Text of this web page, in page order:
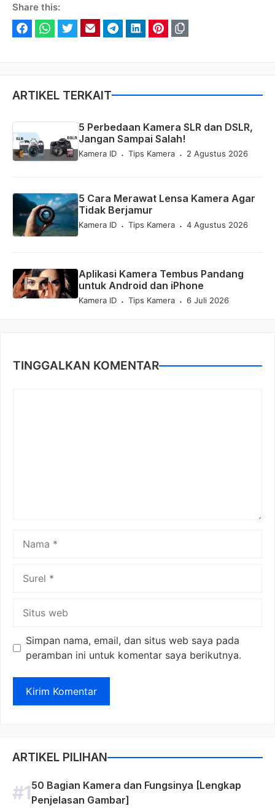
Share this:
ARTIKEL TERKAIT
5 Perbedaan Kamera SLR dan DSLR,
Jangan Sampai Salah!
Kamera ID . Tips Kamera . 2 Agustus 2026
5 Cara Merawat Lensa Kamera Agar
Tidak Berjamur
Kamera ID . Tips Kamera . 4 Agustus 2026
Aplikasi Kamera Tembus Pandang
untuk Android dan iPhone
Kamera ID . Tips Kamera . 6 Juli 2026
TINGGALKAN KOMENTAR
web
Simpan nama, email, dan situs web saya pada
peramban ini untuk komentar saya berikutnya.
ARTIKEL PILIHAN
50 Bagian Kamera dan Fungsinya [Lengkap
Penjelasan Gambar]